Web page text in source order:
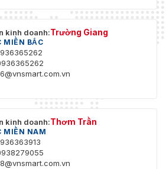
kinh doanh:Trường Giang
MIỀN BẮC
kinh doanh:Thơm Trần
MIỀN NAM